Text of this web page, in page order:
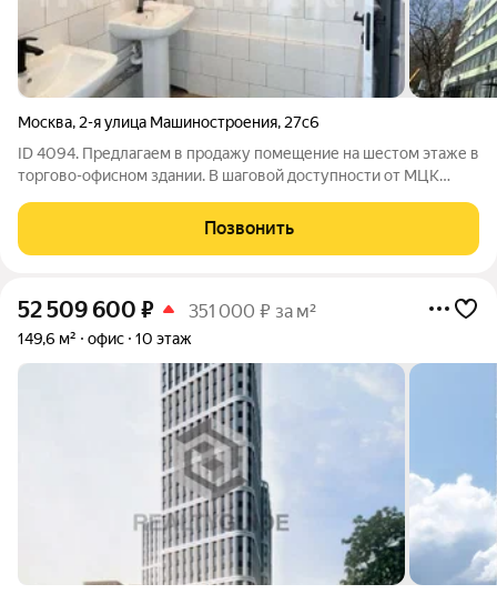
Москва, 2-я улица Машиностроения, 27с6
ID 4094. Предлагаем в продажу помещение на шестом этаже в
торгово-офисном здании. В шаговой доступности от МЦК
Шарикоподшипниковской и Волгоградского проспекта.
Остановка общественного транспорта около
Позвонить
52 509 600 ₽ 351 000 ₽ за м²
149,6 м² офис 10 этаж